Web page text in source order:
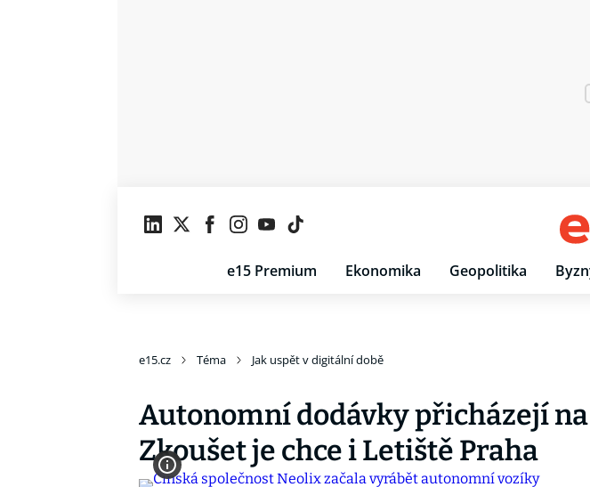
e15 Premium Ekonomika Geopolitika
e15.cz Téma Jak uspět v digitální době
Autonomní dodávky přicházejí
Zkoušet je chce i Letiště Praha